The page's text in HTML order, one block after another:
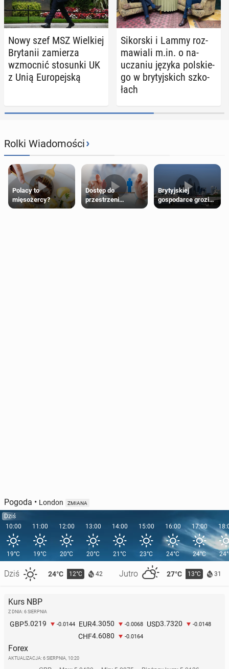
Nowy szef MSZ Wiel­kiej
Bry­ta­nii za­mie­rza
wzmoc­nić sto­sun­ki UK
z Unią Eu­ro­pej­ską
Si­kor­ski i Lammy roz­
ma­wia­li m.in. o na­
ucza­niu języka pol­skie­
go w bry­tyj­skich szko­
łach
Rolki Wiadomości›
Polacy to
mięsożercy?
Dostęp do
przestrzeni
przeznaczonych
Brytyjskiej
gospodarce grozi
recesja, jeśli
Pogoda • London ZMIANA
Dziś
10:00
19°C
Dziś 24°C 12°C 42 Jutro 27°C 13°C 31
11:00
19°C
12:00
20°C
13:00
20°C
14:00
21°C
15:00
23°C
16:00
24°C
17:00
24°C
Kurs NBP
Z DNIA: 6 SIERPNIA
GBP5.0219 -0.0144 EUR4.3050 -0.0068 USD3.7320 -0.0148
CHF4.6080 -0.0164
Forex
AKTUALIZACJA: 6 SIERPNIA, 10:20